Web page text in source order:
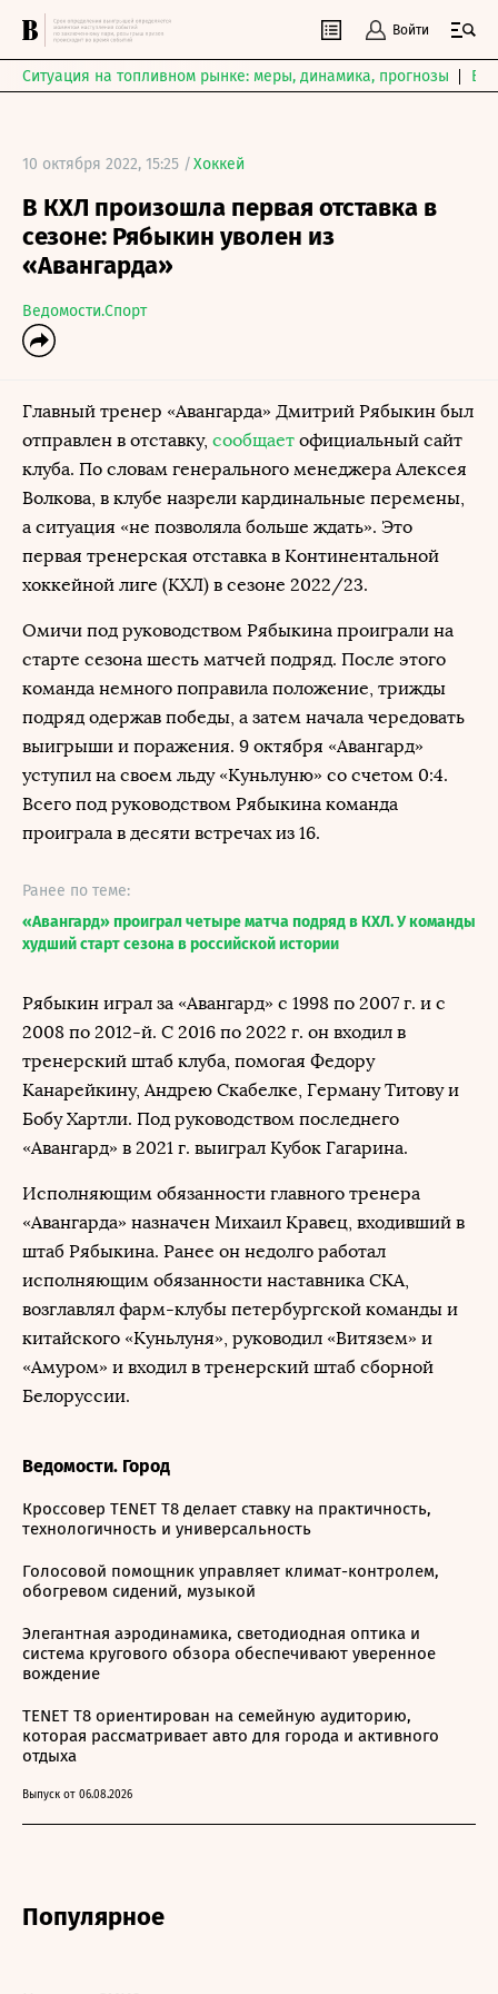
Войти
Ситуация на топливном рынке: меры, динамика, прогнозы
10 октября 2022, 15:25 /Хоккей
В КХЛ произошла первая отставка в
сезоне: Рябыкин уволен из
«Авангарда»
Ведомости.Спорт
Главный тренер «Авангарда» Дмитрий Рябыкин был
отправлен в отставку, сообщает официальный сайт
клуба. По словам генерального менеджера Алексея
Волкова, в клубе назрели кардинальные перемены,
а ситуация «не позволяла больше ждать». Это
первая тренерская отставка в Континентальной
хоккейной лиге (КХЛ) в сезоне 2022/23.
Омичи под руководством Рябыкина проиграли на
старте сезона шесть матчей подряд. После этого
команда немного поправила положение, трижды
подряд одержав победы, а затем начала чередовать
выигрыши и поражения. 9 октября «Авангард»
уступил на своем льду «Куньлуню» со счетом 0:4.
Всего под руководством Рябыкина команда
проиграла в десяти встречах из 16.
Ранее по теме:
«Авангард» проиграл четыре матча подряд в КХЛ. У команды
худший старт сезона в российской истории
Рябыкин играл за «Авангард» с 1998 по 2007 г. и с
2008 по 2012-й. С 2016 по 2022 г. он входил в
тренерский штаб клуба, помогая Федору
Канарейкину, Андрею Скабелке, Герману Титову и
Бобу Хартли. Под руководством последнего
«Авангард» в 2021 г. выиграл Кубок Гагарина.
Исполняющим обязанности главного тренера
«Авангарда» назначен Михаил Кравец, входивший в
штаб Рябыкина. Ранее он недолго работал
исполняющим обязанности наставника СКА,
возглавлял фарм-клубы петербургской команды и
китайского «Куньлуня», руководил «Витязем» и
«Амуром» и входил в тренерский штаб сборной
Белоруссии.
Ведомости. Город
Кроссовер TENET T8 делает ставку на практичность,
технологичность и универсальность
Голосовой помощник управляет климат-контролем,
обогревом сидений, музыкой
Элегантная аэродинамика, светодиодная оптика и
система кругового обзора обеспечивают уверенное
вождение
TENET T8 ориентирован на семейную аудиторию,
которая рассматривает авто для города и активного
отдыха
Выпуск от 06.08.2026
Популярное